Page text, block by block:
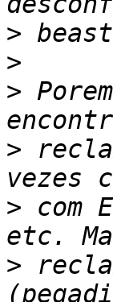
>
>
>
>
> com
>